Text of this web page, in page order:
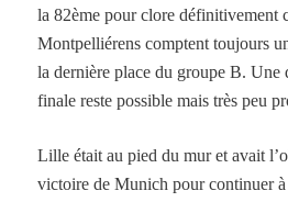
la 82ème pour clore définitivement
Montpelliérens comptent toujours
la dernière place du groupe B. Une
finale reste possible mais très peu
Lille était au pied du mur et avait
victoire de Munich pour continuer à